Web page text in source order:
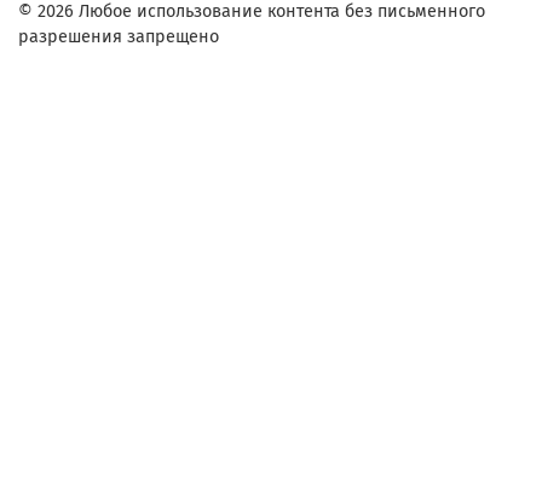
© 2026 Любое использование контента без письменного
разрешения запрещено